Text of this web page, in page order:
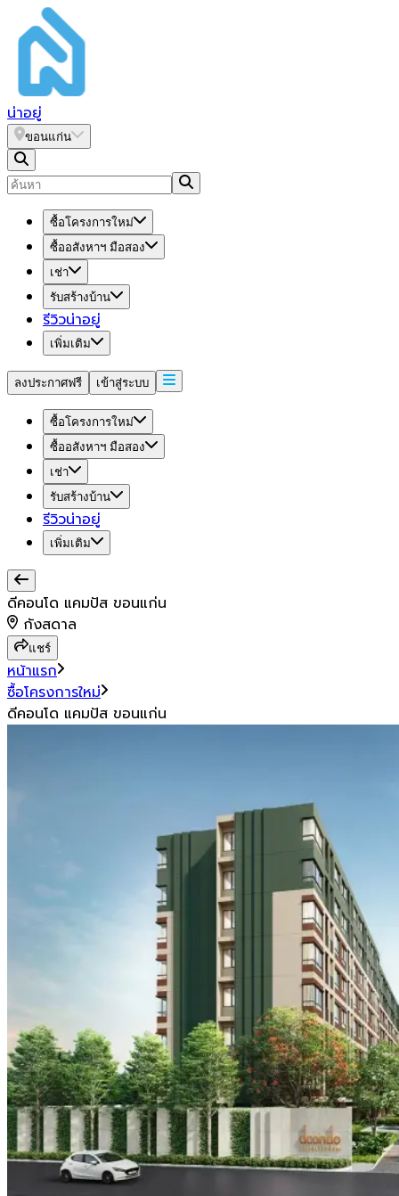
น่าอยู่
ขอนแก่น
ซื้อโครงการใหม่
ซื้ออสังหาฯ มือสอง
เช่า
รับสร้างบ้าน
รีวิวน่าอยู่
เพิ่มเติม
ลงประกาศฟรี เข้าสู่ระบบ
ซื้อโครงการใหม่
ซื้ออสังหาฯ มือสอง
เช่า
รับสร้างบ้าน
รีวิวน่าอยู่
เพิ่มเติม
ดีคอนโด แคมปัส ขอนแก่น
กังสดาล
แชร์
หน้าแรก
ซื้อโครงการใหม่
ดีคอนโด แคมปัส ขอนแก่น